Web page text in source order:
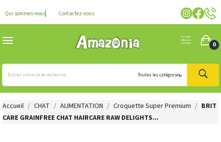
Qui sommes-nous Contactez-nous
0
Accueil CHAT ALIMENTATION Croquette Super Premium
BRIT
CARE GRAINFREE CHAT HAIRCARE RAW DELIGHTS...